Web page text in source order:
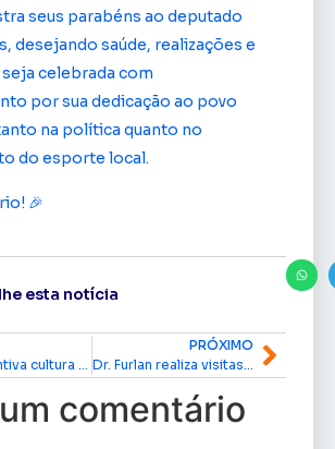
seus parabéns ao deputado
desejando saúde, realizações e
celebrada com
por sua dedicação ao povo
na política quanto no
do esporte local.
🎉
esta notícia
Edital incentiva cultura indígena nas escolas com premiação de R$ 5 mil para projetos pedagógicos
PRÓXIMO
Dr. Furlan realiza visitas, inaugura passarela e acompanha obras em Macapá
comentário